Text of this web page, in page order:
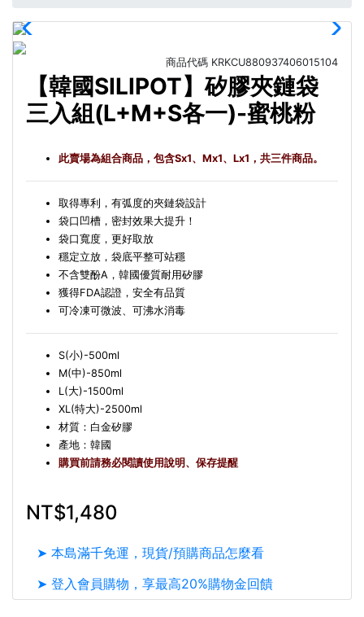
商品代碼 KRKCU880937406015104
【韓國SILIPOT】矽膠夾鏈袋
三入組(L+M+S各一)-蜜桃粉
此賣場為組合商品，包含Sx1、Mx1、Lx1，共三件商品。
取得專利，有弧度的夾鏈袋設計
袋口凹槽，密封效果大提升！
袋口寬度，更好取放
穩定立放，袋底平整可站穩
不含雙酚A，韓國優質耐用矽膠
獲得FDA認證，安全有品質
可冷凍可微波、可沸水消毒
S(小)-500ml
M(中)-850ml
L(大)-1500ml
XL(特大)-2500ml
材質：白金矽膠
產地：韓國
購買前請務必閱讀使用說明、保存提醒
NT$1,480
➤ 本島滿千免運，現貨/預購商品怎麼看
➤ 登入會員購物，享最高20%購物金回饋